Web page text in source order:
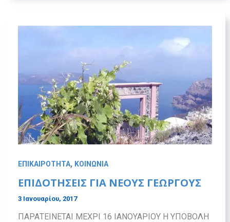
ΕΠΙΚΑΙΡΟΤΗΤΑ, ΚΟΙΝΩΝΙΑ
ΕΠΙΔΟΤΗΣΕΙΣ ΓΙΑ ΝΕΟΥΣ ΓΕΩΡΓΟΥΣ
3 Ιανουαρίου, 2017
ΠΑΡΑΤΕΙΝΕΤΑΙ ΜΕΧΡΙ 16 ΙΑΝΟΥΑΡΙΟΥ Η ΥΠΟΒΟΛΗ